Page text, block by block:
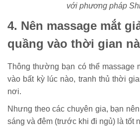
với phương pháp
4. Nên massage mắt
quầng vào thời gian
Thông thường bạn có thể massage
vào bất kỳ lúc nào, tranh thủ thời
nơi.
Nhưng theo các chuyên gia, bạn
sáng và đêm (trước khi đi ngủ) là tốt